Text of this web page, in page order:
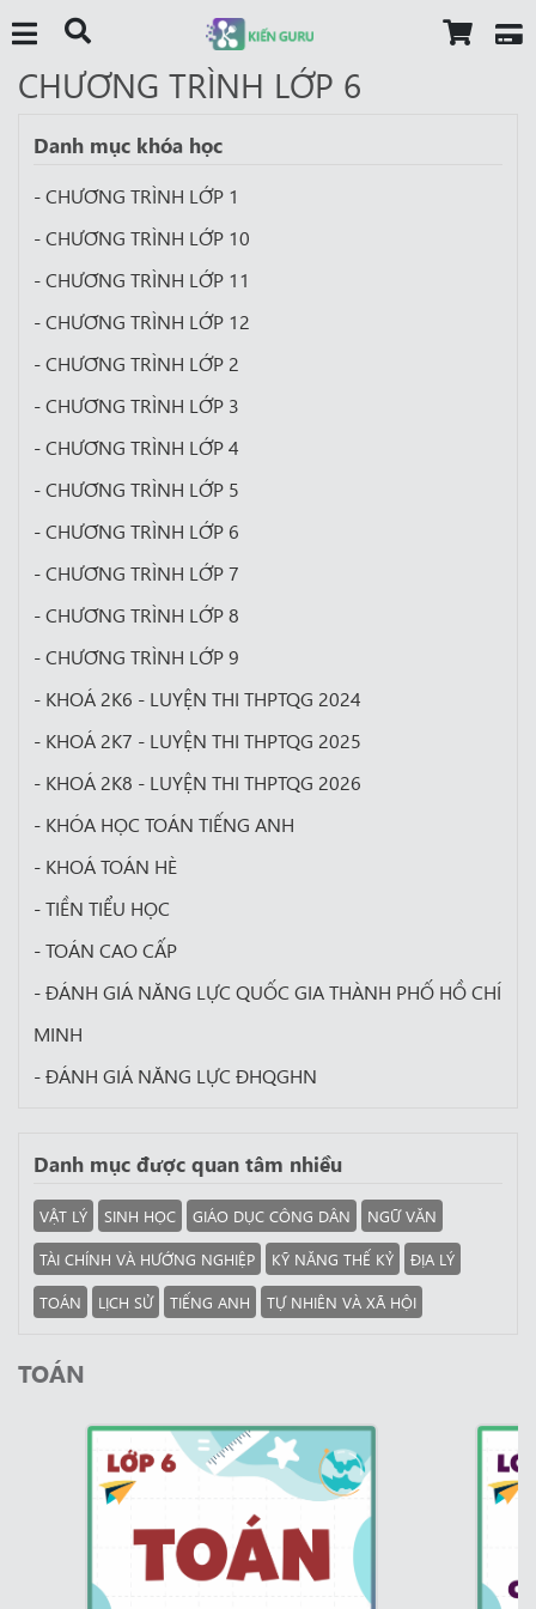
CHƯƠNG TRÌNH LỚP 6
Danh mục khóa học
- CHƯƠNG TRÌNH LỚP 1
- CHƯƠNG TRÌNH LỚP 10
- CHƯƠNG TRÌNH LỚP 11
- CHƯƠNG TRÌNH LỚP 12
- CHƯƠNG TRÌNH LỚP 2
- CHƯƠNG TRÌNH LỚP 3
- CHƯƠNG TRÌNH LỚP 4
- CHƯƠNG TRÌNH LỚP 5
- CHƯƠNG TRÌNH LỚP 6
- CHƯƠNG TRÌNH LỚP 7
- CHƯƠNG TRÌNH LỚP 8
- CHƯƠNG TRÌNH LỚP 9
- KHOÁ 2K6 - LUYỆN THI THPTQG 2024
- KHOÁ 2K7 - LUYỆN THI THPTQG 2025
- KHOÁ 2K8 - LUYỆN THI THPTQG 2026
- KHÓA HỌC TOÁN TIẾNG ANH
- KHOÁ TOÁN HÈ
- TIỀN TIỂU HỌC
- TOÁN CAO CẤP
- ĐÁNH GIÁ NĂNG LỰC QUỐC GIA THÀNH PHỐ HỒ CHÍ
MINH
- ĐÁNH GIÁ NĂNG LỰC ĐHQGHN
Danh mục được quan tâm nhiều
VẬT LÝ SINH HỌC GIÁO DỤC CÔNG DÂN
NGỮ VĂN
TÀI CHÍNH VÀ HƯỚNG NGHIỆP
KỸ NĂNG THẾ KỶ
ĐỊA LÝ
TOÁN
LỊCH SỬ TIẾNG ANH TỰ NHIÊN VÀ XÃ HỘI
TOÁN